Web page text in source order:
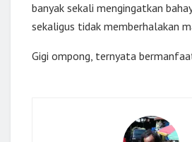
banyak sekali mengingatkan
sekaligus tidak memberhalakan
Gigi ompong, ternyata